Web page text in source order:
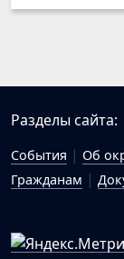
Разделы сайта:
События Об
Гражданам